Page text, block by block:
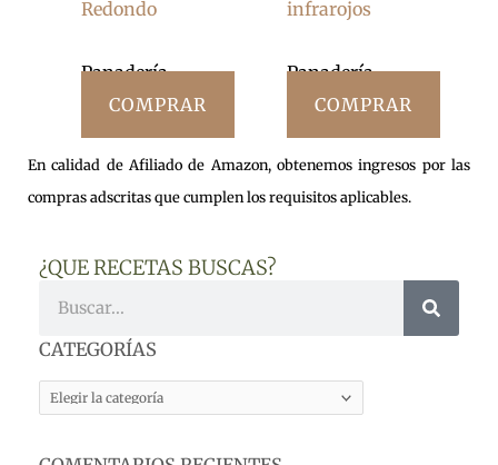
Redondo
Panadería
COMPRAR
infrarojos
Panadería
COMPRAR
En calidad de Afiliado de Amazon, obtenemos ingresos por las
compras adscritas que cumplen los requisitos aplicables.
¿QUE RECETAS BUSCAS?
CATEGORÍAS
CATEGORÍAS